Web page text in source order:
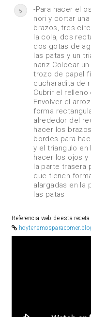
5
-Para hacer el
nori y cortar
brazos, tres
la cola, dos
dos gotas de
las patas y un
nariz Colocar
trozo de papel
cucharadita de
Cubrir el
Envolver el
forma
alrededor del
hacer los
bordes para
y el triangulo en
hacer los ojos y
la parte trasera
que tienen
alargadas en la
las patas
Referencia web de esta receta